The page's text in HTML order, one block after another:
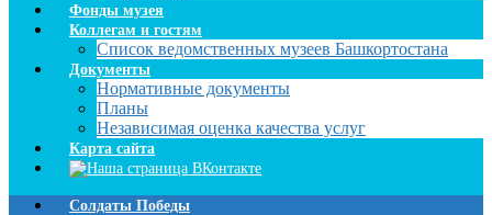
Фонды музея
Коллегам и гостям
Список ведомственных музеев Башкортостана
Документы
Нормативные документы
Планы
Независимая оценка качества услуг
Карта сайта
Солдаты Победы